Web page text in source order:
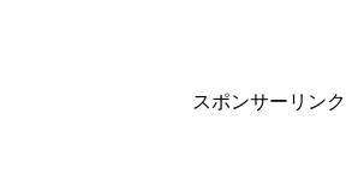
スポンサーリンク